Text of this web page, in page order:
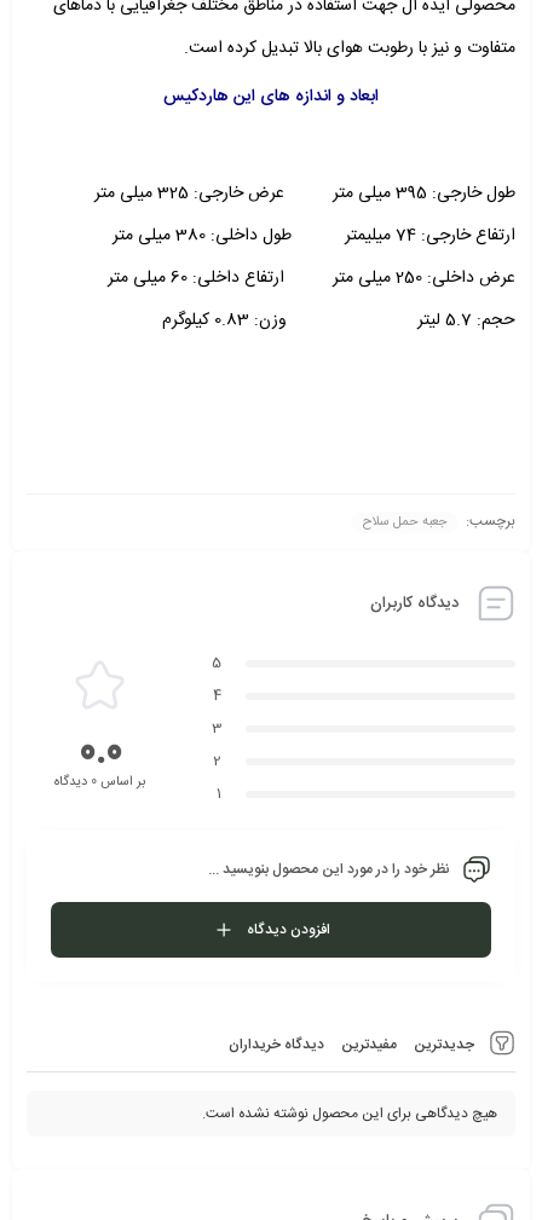
محصولی ایده آل جهت استفاده در مناطق مختلف جغرافیایی با دماهای
متفاوت و نیز با رطوبت هوای بالا تبدیل کرده است.
ابعاد و اندازه های این هاردکیس
طول خارجی: 395 میلی متر
عرض خارجی: 325 میلی متر
ارتفاع خارجی: 74 میلیمتر
طول داخلی: 380 میلی متر
عرض داخلی: 250 میلی متر
ارتفاع داخلی: 60 میلی متر
حجم: 5.7 لیتر
وزن: 0.83 کیلوگرم
برچسب: جعبه حمل سلاح
دیدگاه کاربران
جدیدترین مفیدترین دیدگاه خریداران
هیچ دیدگاهی برای این محصول نوشته نشده است.
5
4
3
2
1
0.0بر اساس 0 دیدگاه
نظر خود را در مورد این محصول بنویسید ...
افزودن دیدگاه